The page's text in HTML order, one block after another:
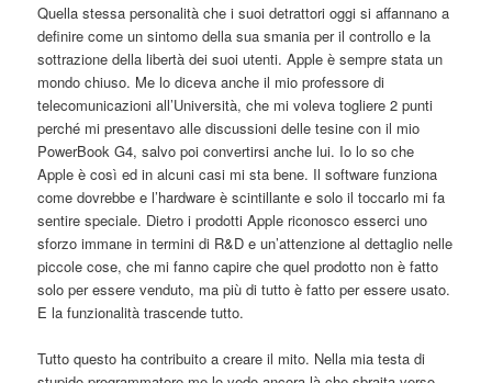
Quella stessa personalità che i suoi detrattori oggi si affannano a
definire come un sintomo della sua smania per il controllo e la
sottrazione della libertà dei suoi utenti. Apple è sempre stata un
mondo chiuso. Me lo diceva anche il mio professore di
telecomunicazioni all’Università, che mi voleva togliere 2 punti
perché mi presentavo alle discussioni delle tesine con il mio
PowerBook G4, salvo poi convertirsi anche lui. Io lo so che
Apple è così ed in alcuni casi mi sta bene. Il software funziona
come dovrebbe e l’hardware è scintillante e solo il toccarlo mi fa
sentire speciale. Dietro i prodotti Apple riconosco esserci uno
sforzo immane in termini di R&D e un’attenzione al dettaglio nelle
piccole cose, che mi fanno capire che quel prodotto non è fatto
solo per essere venduto, ma più di tutto è fatto per essere usato.
E la funzionalità trascende tutto.
Tutto questo ha contribuito a creare il mito. Nella mia testa di